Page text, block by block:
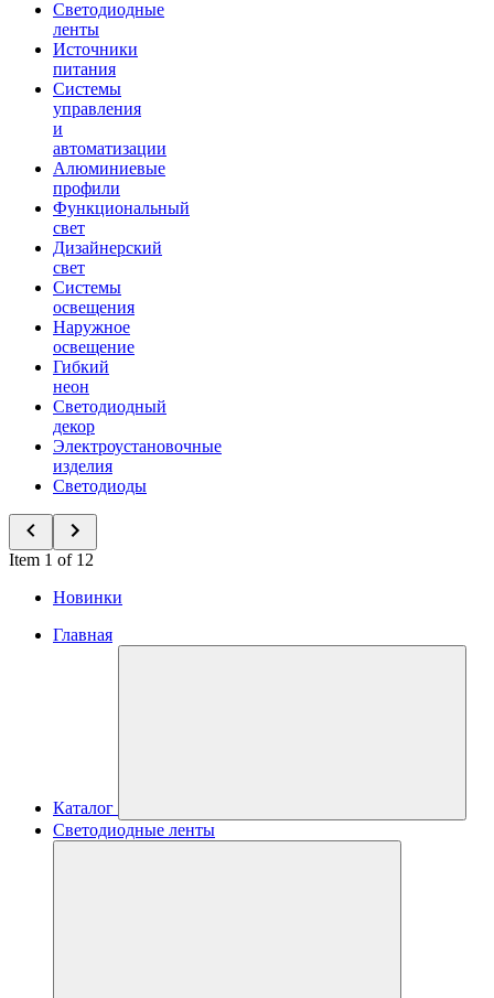
Светодиодные
ленты
Источники
питания
Системы
управления
и
автоматизации
Алюминиевые
профили
Функциональный
свет
Дизайнерский
свет
Системы
освещения
Наружное
освещение
Гибкий
неон
Светодиодный
декор
Электроустановочные
изделия
Светодиоды
Item 1 of 12
Новинки
Главная
Каталог
Светодиодные ленты